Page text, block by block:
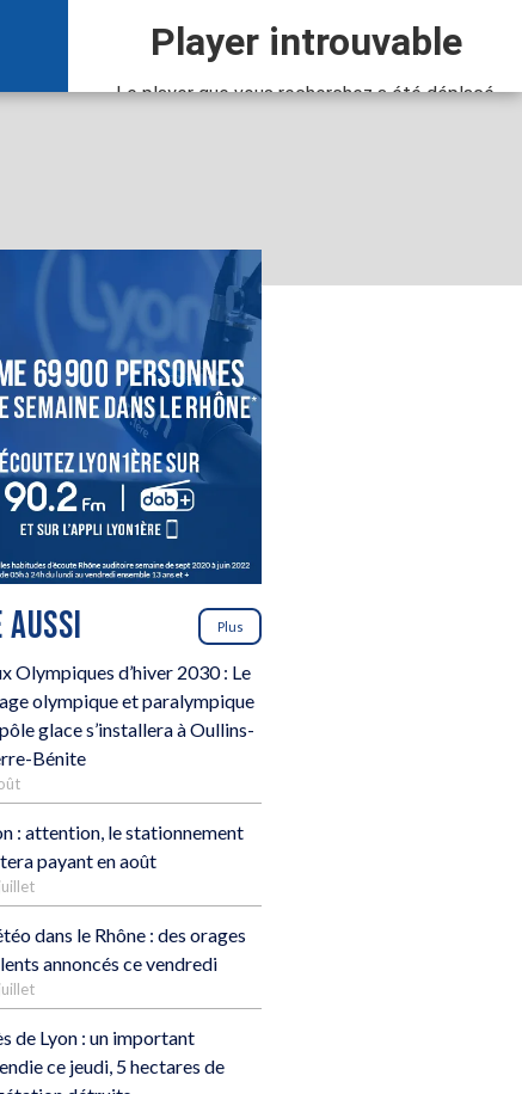
Plus
Olympiques d’hiver 2030 : Le
olympique et paralympique
glace s’installera à Oullins-
Bénite
: attention, le stationnement
payant en août
dans le Rhône : des orages
annoncés ce vendredi
de Lyon : un important
ce jeudi, 5 hectares de